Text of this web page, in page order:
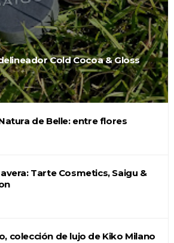
Cold Cocoa & Gloss
de Belle: entre flores
Tarte Cosmetics, Saigu &
colección de lujo de Kiko Milano